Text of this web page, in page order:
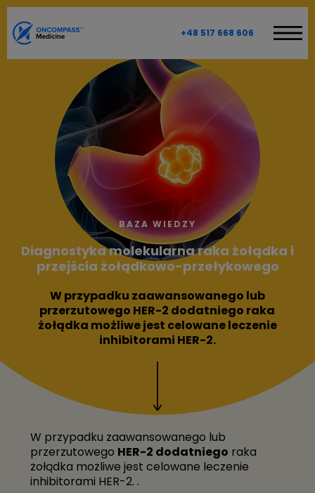
+48 517 668 606
W CZYM MOŻEMY POMÓC?
PROGRAM PRECYZYJNEJ ONKOLOGII
CYFROWE PLANOWANIE TERAPII
DIAGNOSTYKA MOLEKULARNA
DLA PACJENTÓW
O KONSULTACJI
BAZA WIEDZY
WPROWADZENIE O NAS
NAGRODY I OSIĄGNIECIA
DLA LEKARZY
ZOSTAŃ NASZYM PARTNEREM
WIRTUALNY MOLEKULARNY TUMOR BOARD
OPROGRAMOWANIE ONKOLOGICZNE
PRZYKŁADOWE RAPORTY
BAZA WIEDZY
Diagnostyka molekularna raka żołądka i
przejścia żołądkowo-przełykowego
W przypadku zaawansowanego lub
przerzutowego HER-2 dodatniego raka
żołądka możliwe jest celowane leczenie
inhibitorami HER-2.
W przypadku zaawansowanego lub
przerzutowego HER-2 dodatniego raka
żołądka możliwe jest celowane leczenie
inhibitorami HER-2. .